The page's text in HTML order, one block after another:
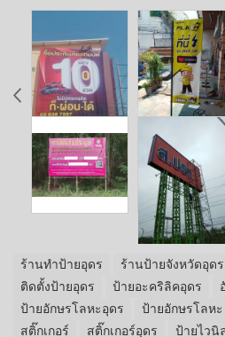
ร้านทำป้ายอุดร ร้านป้ายจังหวัดอุดร
ติดตั้งป้ายอุดร
ป้ายอะคริลิคอุดร
ป้ายอักษรโลหะอุดร
ป้ายอักษรโลหะ
สติ๊กเกอร์
สติ๊กเกอร์อุดร ป้ายไวนิ